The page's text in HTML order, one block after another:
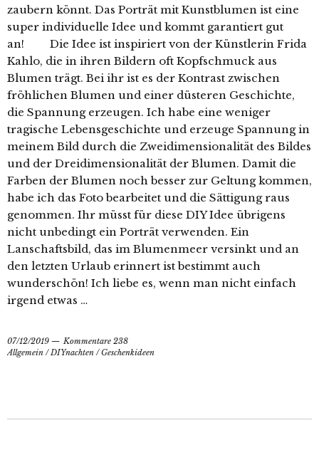
zaubern könnt. Das Porträt mit Kunstblumen ist eine
super individuelle Idee und kommt garantiert gut
an! Die Idee ist inspiriert von der Künstlerin Frida
Kahlo, die in ihren Bildern oft Kopfschmuck aus
Blumen trägt. Bei ihr ist es der Kontrast zwischen
fröhlichen Blumen und einer düsteren Geschichte,
die Spannung erzeugen. Ich habe eine weniger
tragische Lebensgeschichte und erzeuge Spannung in
meinem Bild durch die Zweidimensionalität des Bildes
und der Dreidimensionalität der Blumen. Damit die
Farben der Blumen noch besser zur Geltung kommen,
habe ich das Foto bearbeitet und die Sättigung raus
genommen. Ihr müsst für diese DIY Idee übrigens
nicht unbedingt ein Porträt verwenden. Ein
Lanschaftsbild, das im Blumenmeer versinkt und an
den letzten Urlaub erinnert ist bestimmt auch
wunderschön! Ich liebe es, wenn man nicht einfach
irgend etwas …
07/12/2019
Kommentare 238
Allgemein /DIYnachten /Geschenkideen